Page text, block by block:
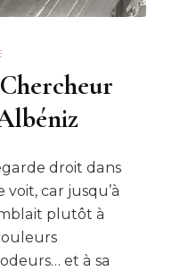
droit dans
voit, car jusqu’à
plutôt à
et à sa